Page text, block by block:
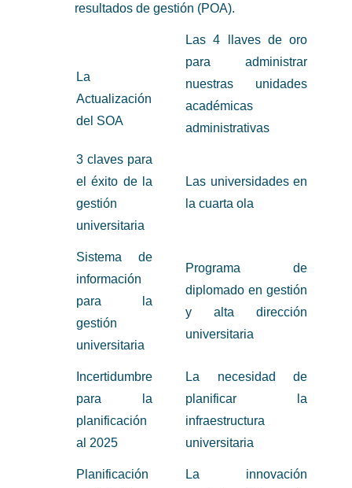
resultados de gestión (POA).
La
Actualización
del SOA
Las 4 llaves de oro
para administrar
nuestras unidades
académicas
administrativas
3 claves para
el éxito de la
gestión
universitaria
Las universidades en
la cuarta ola
Sistema de
información
para la
gestión
universitaria
Programa de
diplomado en gestión
y alta dirección
universitaria
Incertidumbre
para la
planificación
al 2025
La necesidad de
planificar la
infraestructura
universitaria
Planificación
La innovación